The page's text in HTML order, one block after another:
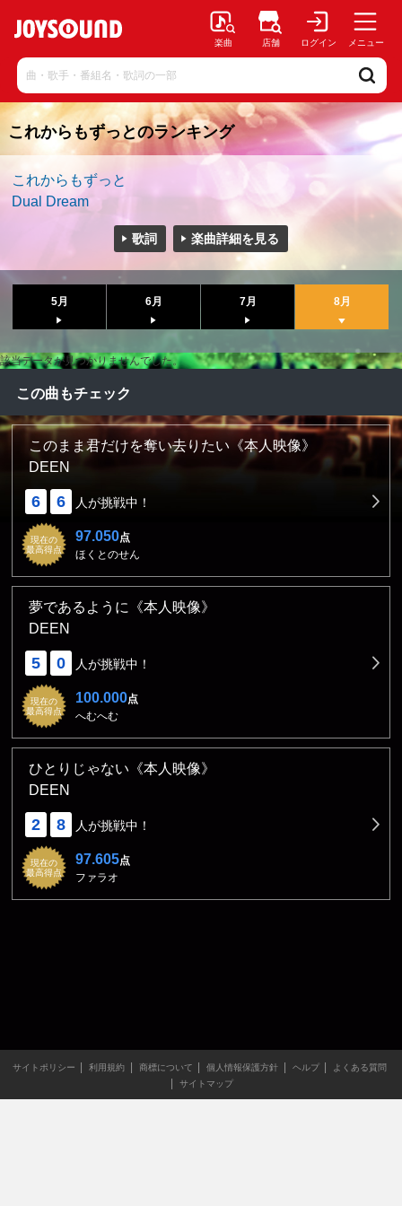
楽曲 店舗 ログイン メニュー
これからもずっとのランキング
これからもずっと
Dual Dream
歌詞 楽曲詳細を見る
5月 6月 7月 8月
該当データが見つかりませんでした。
この曲もチェック
このまま君だけを奪い去りたい《本人映像》
DEEN
6 6 人が挑戦中！
現在の
最高得点
97.050点
ほくとのせん
夢であるように《本人映像》
DEEN
5 0 人が挑戦中！
現在の
最高得点
100.000点
へむへむ
ひとりじゃない《本人映像》
DEEN
2 8 人が挑戦中！
現在の
最高得点
97.605点
ファラオ
サイトポリシー 利用規約 商標について 個人情報保護方針 ヘルプ
よくある質問
サイトマップ